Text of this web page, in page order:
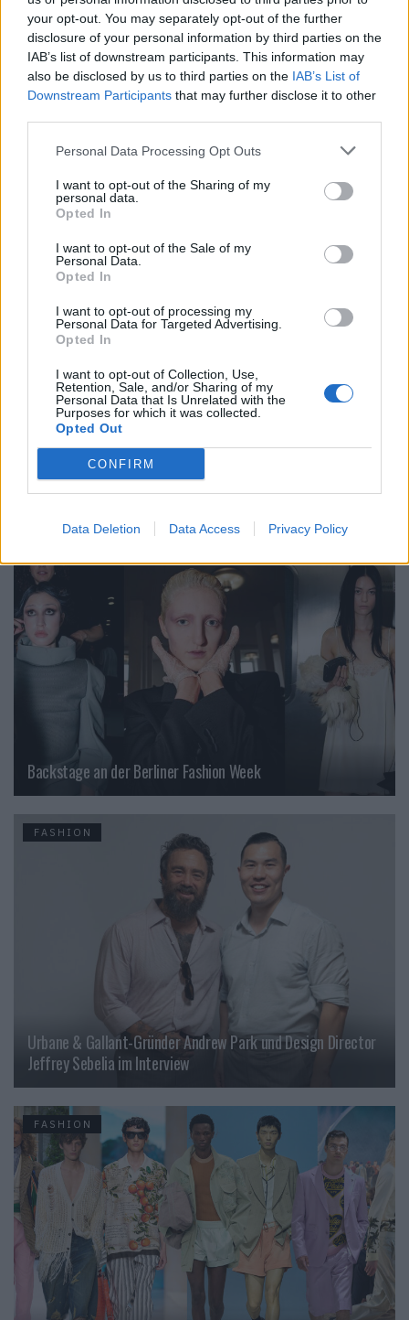
your opt-out. You may separately opt-out of the further
disclosure of your personal information by third parties on the
IAB’s list of downstream participants. This information may
also be disclosed by us to third parties on the IAB’s List of
Downstream Participants that may further disclose it to other
Personal Data Processing Opt Outs
I want to opt-out of the Sharing of my
personal data.
Opted In
I want to opt-out of the Sale of my
Personal Data.
Opted In
I want to opt-out of processing my
Personal Data for Targeted Advertising.
Opted In
I want to opt-out of Collection, Use,
Retention, Sale, and/or Sharing of my
Personal Data that Is Unrelated with the
Purposes for which it was collected.
Opted Out
CONFIRM
Data Deletion Data Access Privacy Policy
Teaserfoto & Fotos: © Launchmetrics Spotlight
Fall Winter 24/25 Fashion
Fashion Week
Kim Jones
VERWANDTE ARTIKEL
Backstage an der Berliner Fashion Week
FASHION
Urbane & Gallant-Gründer Andrew Park und Design Director
Jeffrey Sebelia im Interview
FASHION